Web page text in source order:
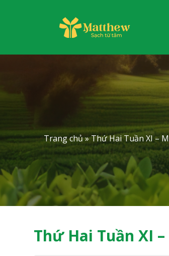
t
n
Trang chủ»Thứ Hai Tuần XI –
Thứ Hai Tuần XI